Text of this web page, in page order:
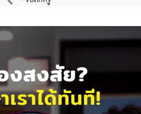
งสงสัย?
ราได้ทันที!